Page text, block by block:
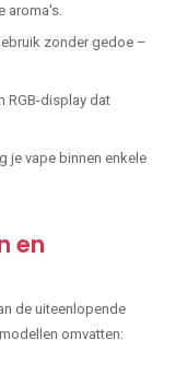
aroma's.
zonder gedoe –
RGB-display dat
je vape binnen enkele
en
de uiteenlopende
omvatten: